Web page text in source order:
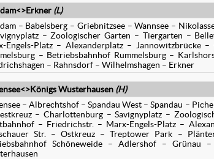
(L)
– Babelsberg – Griebnitzsee – Wannsee –
– Zoologischer Garten – Tiergarten –
Engels-Platz – Alexanderplatz – Jannowitzbrücke
– Betriebsbahnhof Rummelsburg –
– Rahnsdorf – Wilhelmshagen – Erkner
Wusterhausen (H)
– Albrechtshof – Spandau West – Spandau –
– Charlottenburg – Savignyplatz –
– Friedrichstr. – Marx-Engels-Platz –
Str. – Ostkreuz – Treptower Park –
Schöneweide – Adlershof –